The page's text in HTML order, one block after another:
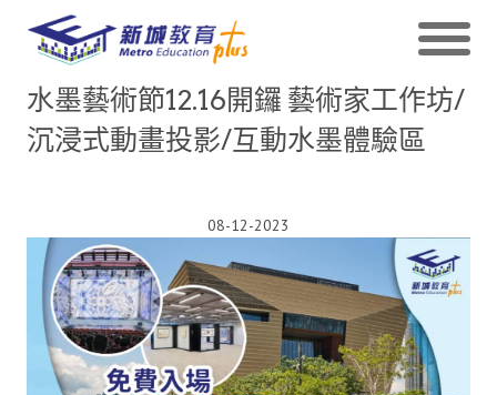
水墨藝術節12.16開鑼 藝術家工作坊/
沉浸式動畫投影/互動水墨體驗區
08-12-2023